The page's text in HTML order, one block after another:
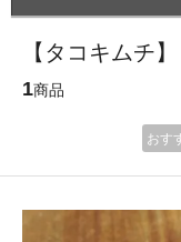
【タコキムチ】
1商品
おす